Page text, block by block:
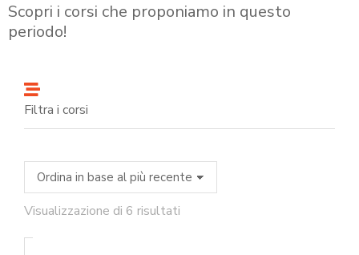
Scopri i corsi che proponiamo in questo
periodo!
Filtra i corsi
Visualizzazione di 6 risultati